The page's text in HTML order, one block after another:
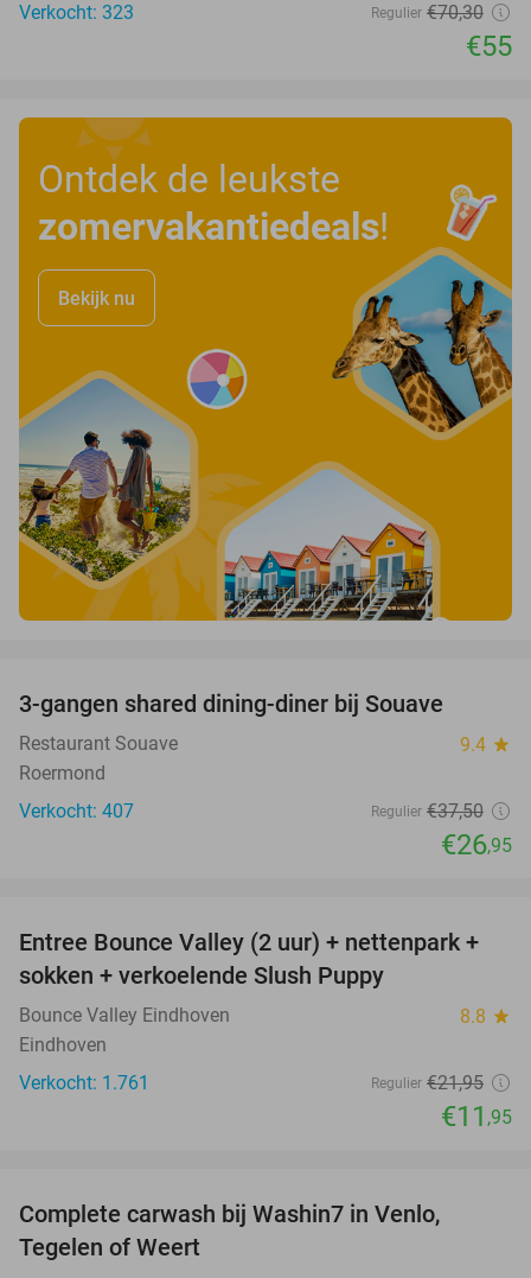
Verkocht: 323
Regulier €70,30
€55
Ontdek de leukste
zomervakantiedeals!
Bekijk nu
3-gangen shared dining-diner bij Souave
Restaurant Souave 9.4 star
Roermond
Verkocht: 407
Regulier €37,50
€26,95
46%
Entree Bounce Valley (2 uur) + nettenpark +
sokken + verkoelende Slush Puppy
Bounce Valley Eindhoven 8.8 star
Eindhoven
Verkocht: 1.761
Regulier €21,95
€11 ,95
Complete carwash bij Washin7 in Venlo,
Tegelen of Weert